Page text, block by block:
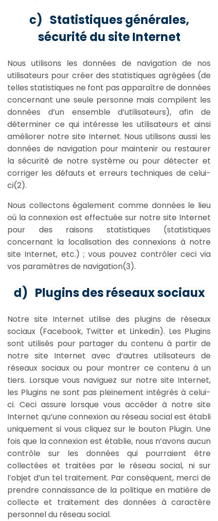
c) Statistiques générales,
sécurité du site Internet
Nous utilisons les données de navigation de nos
utilisateurs pour créer des statistiques agrégées (de
telles statistiques ne font pas apparaître de données
concernant une seule personne mais compilent les
données d’un ensemble d’utilisateurs), afin de
déterminer ce qui intéresse les utilisateurs et ainsi
améliorer notre site Internet. Nous utilisons aussi les
données de navigation pour maintenir ou restaurer
la sécurité de notre système ou pour détecter et
corriger les défauts et erreurs techniques de celui-
ci(2).
Nous collectons également comme données le lieu
où la connexion est effectuée sur notre site Internet
pour des raisons statistiques (statistiques
concernant la localisation des connexions à notre
site Internet, etc.) ; vous pouvez contrôler ceci via
vos paramètres de navigation(3).
d) Plugins des réseaux sociaux
Notre site Internet utilise des plugins de réseaux
sociaux (Facebook, Twitter et Linkedin). Les Plugins
sont utilisés pour partager du contenu à partir de
notre site Internet avec d’autres utilisateurs de
réseaux sociaux ou pour montrer ce contenu à un
tiers. Lorsque vous naviguez sur notre site Internet,
les Plugins ne sont pas pleinement intégrés à celui-
ci. Ceci assure lorsque vous accéder à notre site
Internet qu’une connexion au réseau social est établi
uniquement si vous cliquez sur le bouton Plugin. Une
fois que la connexion est établie, nous n’avons aucun
contrôle sur les données qui pourraient être
collectées et traitées par le réseau social, ni sur
l’objet d’un tel traitement. Par conséquent, merci de
prendre connaissance de la politique en matière de
collecte et traitement des données à caractère
personnel du réseau social.